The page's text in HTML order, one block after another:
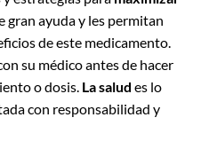
gran ayuda y les permitan
de este medicamento.
su médico antes de hacer
o dosis. La salud es lo
con responsabilidad y